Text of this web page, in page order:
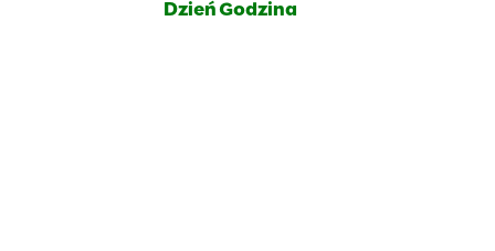
DzieńGodzina